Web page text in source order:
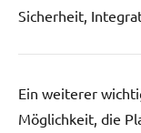
Sicherheit,
Ein weiterer
Möglichkeit, die